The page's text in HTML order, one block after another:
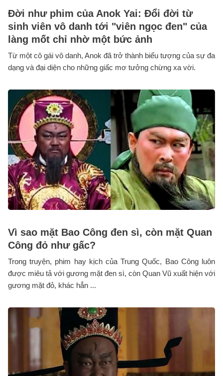
Đời như phim của Anok Yai: Đổi đời từ
sinh viên vô danh tới "viên ngọc đen" của
làng mốt chỉ nhờ một bức ảnh
Từ một cô gái vô danh, Anok đã trở thành biểu tượng của sự đa
dạng và đại diện cho những giấc mơ tưởng chừng xa vời.
Vì sao mặt Bao Công đen sì, còn mặt Quan
Công đỏ như gấc?
Trong truyện, phim hay kịch của Trung Quốc, Bao Công luôn
được miêu tả với gương mặt đen sì, còn Quan Vũ xuất hiện với
gương mặt đỏ, khác hẳn ...